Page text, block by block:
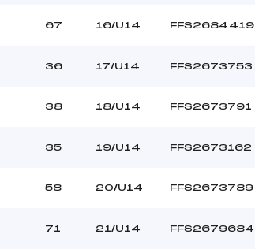
67 16/U14 FFS2684419
36 17/U14 FFS2673753
38 18/U14 FFS2673791
35 19/U14 FFS2673162
58 20/U14 FFS2673789
71 21/U14 FFS2679684